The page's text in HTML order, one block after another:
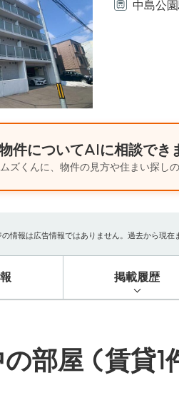
中島公
件についてAIに相談でき
ズくんに、物件の見方や住まい探し
の情報は広告情報ではありません。過去から現
掲載履歴
部屋 (賃貸1